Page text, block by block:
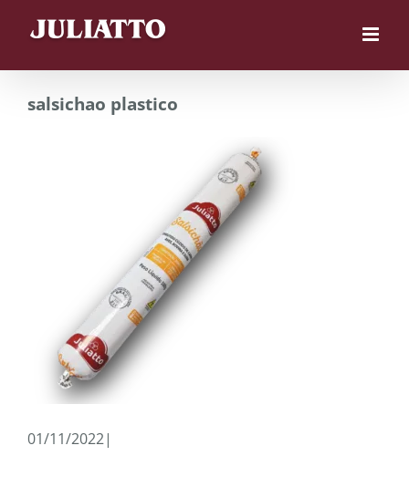
salsichao plastico
01/11/2022|